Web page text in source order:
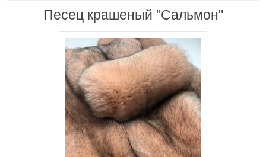
Песец крашеный "Сальмон"